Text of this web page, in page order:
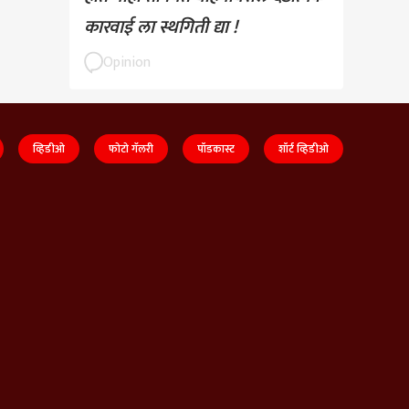
कारवाई ला स्थगिती द्या !
Opinion
व्हिडीओ फोटो गॅलरी पॉडकास्ट शॉर्ट व्हिडीओ